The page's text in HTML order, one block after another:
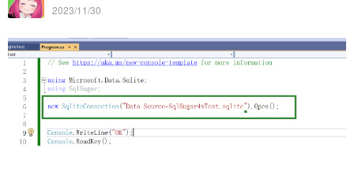
2023/11/30